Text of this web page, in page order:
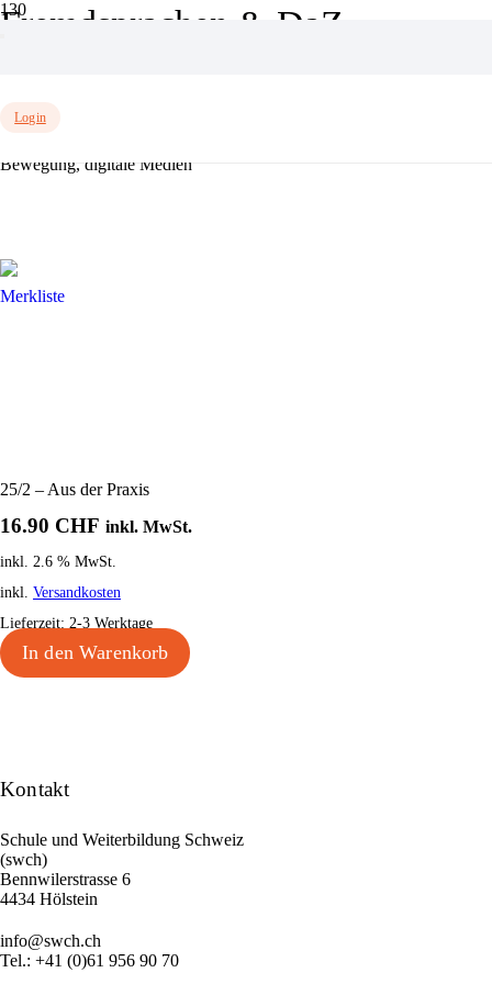
Login
Fremdsprachen & DaZ
25/2 – Aus der Praxis
16.90 CHF inkl. MwSt.
inkl. 2.6 % MwSt.
inkl. Versandkosten
Lieferzeit: 2-3 Werktage
In den Warenkorb
Kontakt
Schule und Weiterbildung Schweiz
(swch)
Bennwilerstrasse 6
4434 Hölstein
info@swch.ch
Tel.: +41 (0)61 956 90 70